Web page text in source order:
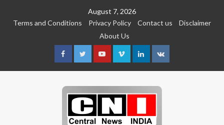
August 7, 2026
Terms and Conditions
Privacy Policy Contact us
Disclaimer
About Us
FacebookTwitterYoutubeVimeoLinkedin
VK